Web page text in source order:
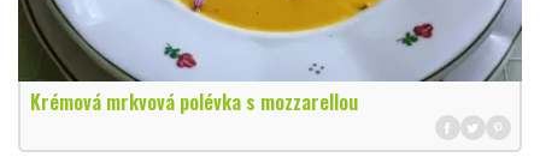
Krémová mrkvová polévka s mozzarellou